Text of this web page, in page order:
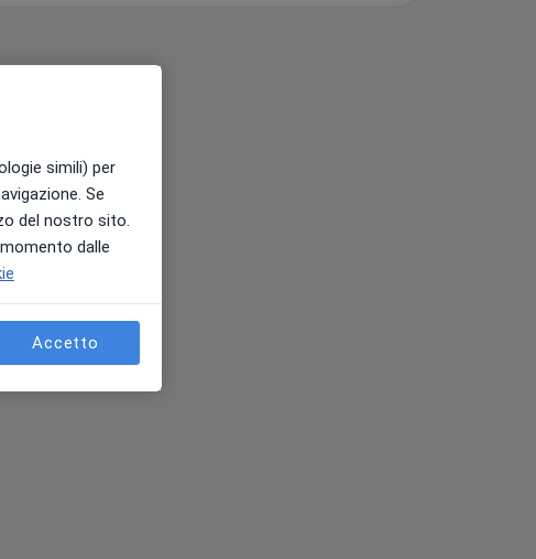
simili) per
Se
del nostro sito.
dalle
Accetto